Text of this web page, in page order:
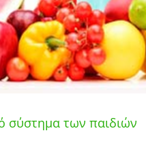
σύστημα των παιδιών